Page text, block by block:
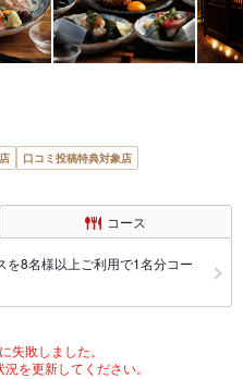
口コミ投稿特典対象店
コース
を8名様以上ご利用で1名分コー
失敗しました。
を更新してください。